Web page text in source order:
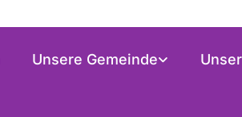
Unsere Gemeinde